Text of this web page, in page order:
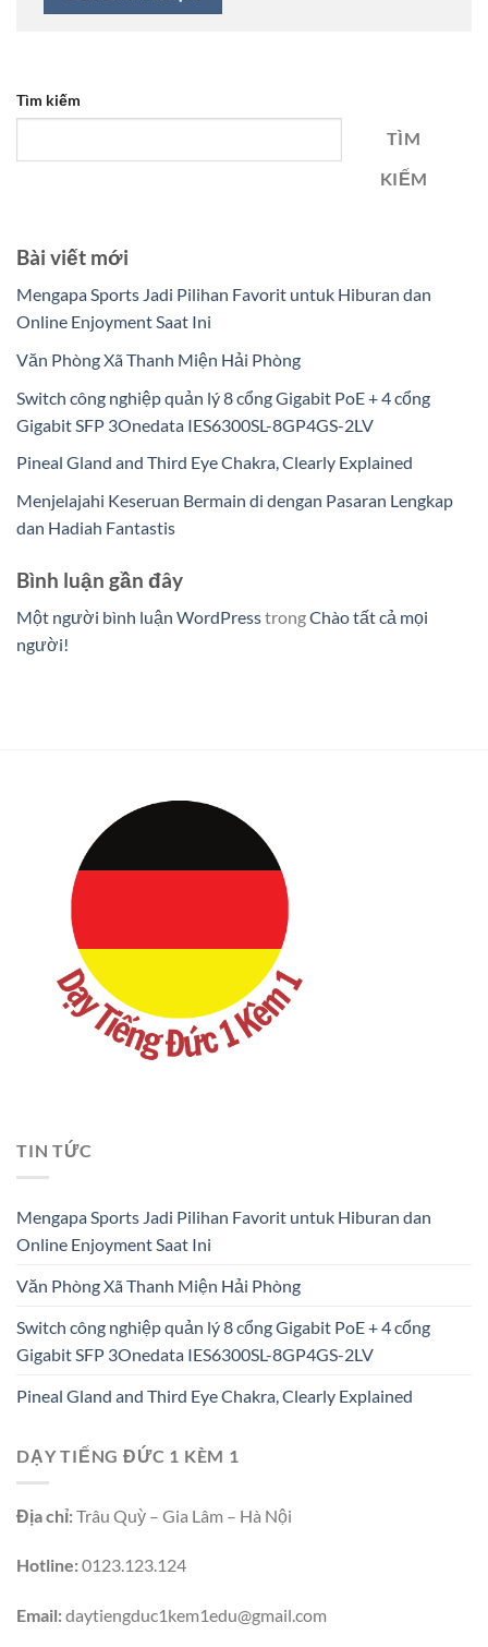
Tìm kiếm
TÌM
KIẾM
Bài viết mới
Mengapa Sports Jadi Pilihan Favorit untuk Hiburan dan
Online Enjoyment Saat Ini
Văn Phòng Xã Thanh Miện Hải Phòng
Switch công nghiệp quản lý 8 cổng Gigabit PoE + 4 cổng
Gigabit SFP 3Onedata IES6300SL-8GP4GS-2LV
Pineal Gland and Third Eye Chakra, Clearly Explained
Menjelajahi Keseruan Bermain di dengan Pasaran Lengkap
dan Hadiah Fantastis
Bình luận gần đây
Một người bình luận WordPresstrongChào tất cả mọi
người!
TIN TỨC
Mengapa Sports Jadi Pilihan Favorit untuk Hiburan dan
Online Enjoyment Saat Ini
Văn Phòng Xã Thanh Miện Hải Phòng
Switch công nghiệp quản lý 8 cổng Gigabit PoE + 4 cổng
Gigabit SFP 3Onedata IES6300SL-8GP4GS-2LV
Pineal Gland and Third Eye Chakra, Clearly Explained
DẠY TIẾNG ĐỨC 1 KÈM 1
Địa chỉ:Trâu Quỳ – Gia Lâm – Hà Nội
Hotline:0123.123.124
Email:daytiengduc1kem1edu@gmail.com